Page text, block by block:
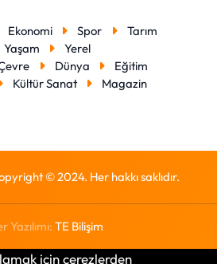
Ekonomi Spor
Tarım
Yaşam
Yerel
Dünya
Eğitim
Kültür Sanat
Magazin
© 2024. Her hakkı saklıdır.
Yazılımı: TE Bilişim
için çerezlerden